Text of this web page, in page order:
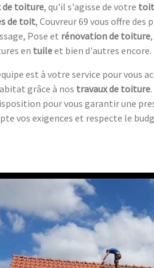
de toiture, qu'il s'agisse de votre toit
de toit, Couvreur 69 vous offre des
Pose et rénovation de toiture
en tuileet bien d'autres encore.
est à votre service pour vous
grâce à nos travaux de toiture
pour vous garantir une
vos exigences et respecte le